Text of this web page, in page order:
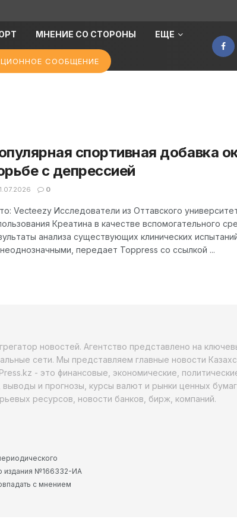
МНЕНИЕ СО СТОРОНЫ ЕЩЕ
СООБЩЕНИЕ
спортивная добавка
с депрессией
0
Vecteezy Исследователи из Оттавского
Креатина в качестве вспомогательного
анализа существующих клинических
передает Toppress со ссылкой ...
новостей. Агентство представлено на
сети. Мы представляем главные новости
- это финансовые, экономические,
выводы и прогнозы, курсы валют и рынки ценных бумаг,
ресурсов, новости банков, бирж, компаний.
издания №166332-ИА
с мнением